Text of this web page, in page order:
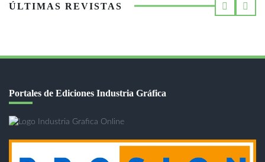
ÚLTIMAS REVISTAS
Portales de Ediciones Industria Gráfica